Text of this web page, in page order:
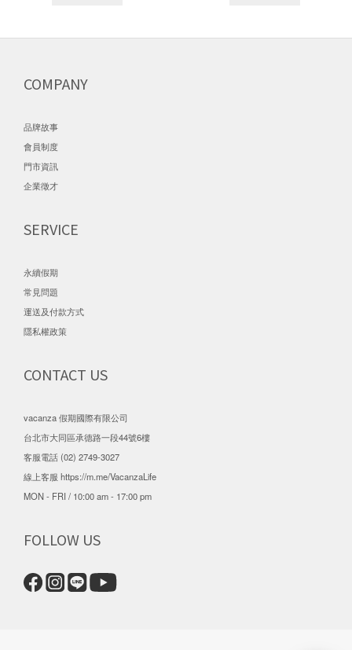
COMPANY
品牌故事
會員制度
門市資訊
企業徵才
SERVICE
永續假期
常見問題
運送及付款方式
隱私權政策
CONTACT US
vacanza 假期國際有限公司
台北市大同區承德路一段44號6樓
客服電話 (02) 2749-3027
線上客服 https://m.me/VacanzaLife
MON - FRI / 10:00 am - 17:00 pm
FOLLOW US